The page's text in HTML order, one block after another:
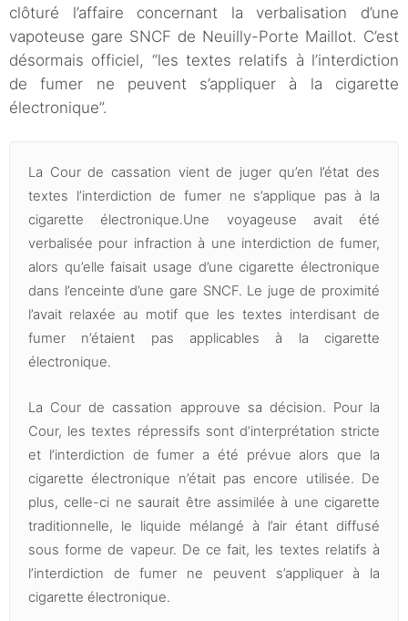
clôturé l’affaire concernant la verbalisation d’une
vapoteuse gare SNCF de Neuilly-Porte Maillot. C’est
désormais officiel, “les textes relatifs à l’interdiction
de fumer ne peuvent s’appliquer à la cigarette
électronique”.
La Cour de cassation vient de juger qu’en l’état des
textes l’interdiction de fumer ne s’applique pas à la
cigarette électronique.Une voyageuse avait été
verbalisée pour infraction à une interdiction de fumer,
alors qu’elle faisait usage d’une cigarette électronique
dans l’enceinte d’une gare SNCF. Le juge de proximité
l’avait relaxée au motif que les textes interdisant de
fumer n’étaient pas applicables à la cigarette
électronique.
La Cour de cassation approuve sa décision. Pour la
Cour, les textes répressifs sont d’interprétation stricte
et l’interdiction de fumer a été prévue alors que la
cigarette électronique n’était pas encore utilisée. De
plus, celle-ci ne saurait être assimilée à une cigarette
traditionnelle, le liquide mélangé à l’air étant diffusé
sous forme de vapeur. De ce fait, les textes relatifs à
l’interdiction de fumer ne peuvent s’appliquer à la
cigarette électronique.